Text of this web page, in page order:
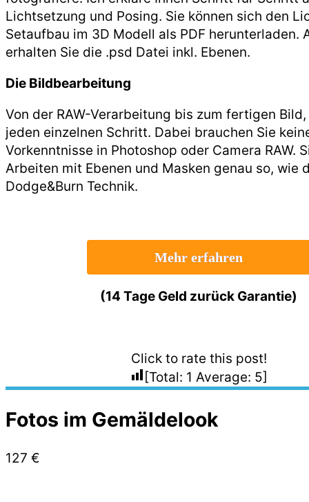
Lichtsetzung und Posing. Sie können sich den
Setaufbau im 3D Modell als PDF herunterladen.
erhalten Sie die .psd Datei inkl. Ebenen.
Die Bildbearbeitung
Von der RAW-Verarbeitung bis zum fertigen
jeden einzelnen Schritt. Dabei brauchen Sie
Vorkenntnisse in Photoshop oder Camera RAW.
Arbeiten mit Ebenen und Masken genau so, wie
Dodge&Burn Technik.
Mehr erfahren
(14 Tage Geld zurück Garantie)
Click to rate this post!
[Total: 1 Average: 5]
Fotos im Gemäldelook
127 €